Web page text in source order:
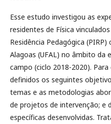
Esse estudo investigou as
residentes de Física
Residência Pedagógica (PIRP)
Alagoas (UFAL) no âmbito da
campo (ciclo 2018-2020).
definidos os seguintes
temas e as metodologias
de projetos de intervenção; e
específicas desenvolvidas.